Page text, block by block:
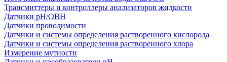
Трансмиттеры и контроллеры анализаторов жидкости
Датчики рН/ОВН
Датчики проводимости
Датчики и системы определения растворенного кислорода
Датчики и системы определения растворенного хлора
Измерение мутности